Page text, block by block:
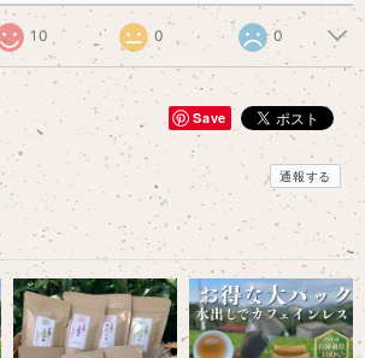
10 0 0
Save
通報する